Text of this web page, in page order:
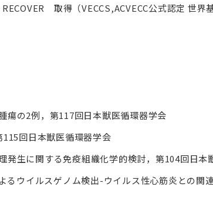
取得（VECCS,ACVECC公式認定 世界
瘍の2例，第117回日本獣医循環器学会
回日本獣医循環器学会
発生に関する免疫組織化学的検討，第104回日本
ウイルスゲノム検出-ウイルス性心筋炎との関